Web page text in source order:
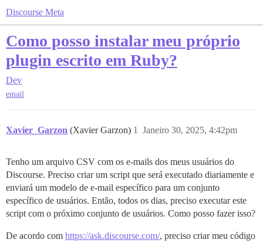
Discourse Meta
Como posso instalar meu próprio
plugin escrito em Ruby?
Dev
email
Xavier_Garzon (Xavier Garzon) Janeiro 30, 2025, 4:42pm
1
Tenho um arquivo CSV com os e-mails dos meus usuários do
Discourse. Preciso criar um script que será executado diariamente e
enviará um modelo de e-mail específico para um conjunto
específico de usuários. Então, todos os dias, preciso executar este
script com o próximo conjunto de usuários. Como posso fazer isso?
De acordo com https://ask.discourse.com/, preciso criar meu código